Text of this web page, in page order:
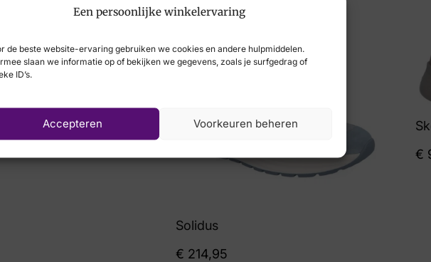
Een persoonlijke winkelervaring
de beste website-ervaring gebruiken we cookies en andere hulpmiddelen.
slaan we informatie op of bekijken we gegevens, zoals je surfgedrag of
ID’s.
Accepteren Voorkeuren beheren
Solidus
€ 214,95
€